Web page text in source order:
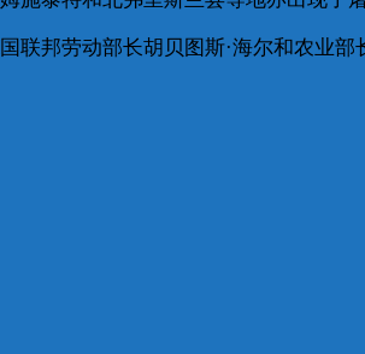
邦劳动部长胡贝图斯·海尔和农业部